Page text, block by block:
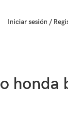
Iniciar sesión /
honda